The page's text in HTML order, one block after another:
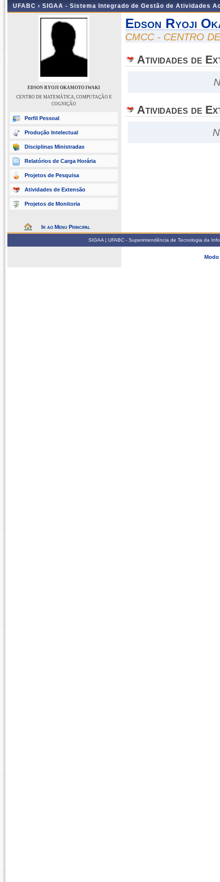
UFABC › SIGAA - Sistema Integrado de Gestão de Atividades
EDSON RYOJI OKAMOTO IWAKI
CENTRO DE MATEMÁTICA, COMPUTAÇÃO E
COGNIÇÃO
Perfil Pessoal
Produção Intelectual
Disciplinas Ministradas
Relatórios de Carga Horária
Projetos de Pesquisa
Atividades de Extensão
Projetos de Monitoria
Ir ao Menu Principal
Edson Ryoji
CMCC - CENTRO
Atividades de
Atividades de
SIGAA | UFABC - Superintendência de Tecnologia da
Modo